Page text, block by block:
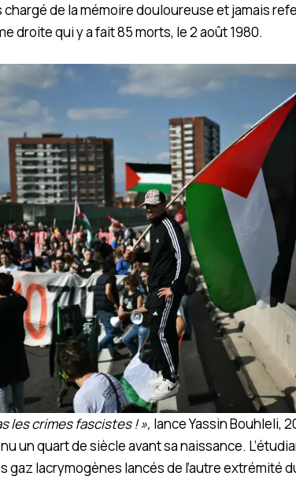
de la mémoire douloureuse et jamais
droite qui y a fait 85 morts, le 2 août 1980.
les crimes fascistes ! », lance Yassin Bouhleli,
un quart de siècle avant sa naissance.
gaz lacrymogènes lancés de l’autre extrémité